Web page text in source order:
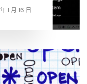
1 月 16 日